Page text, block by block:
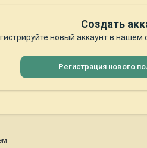
Создать
новый аккаунт в
Регистрация нового